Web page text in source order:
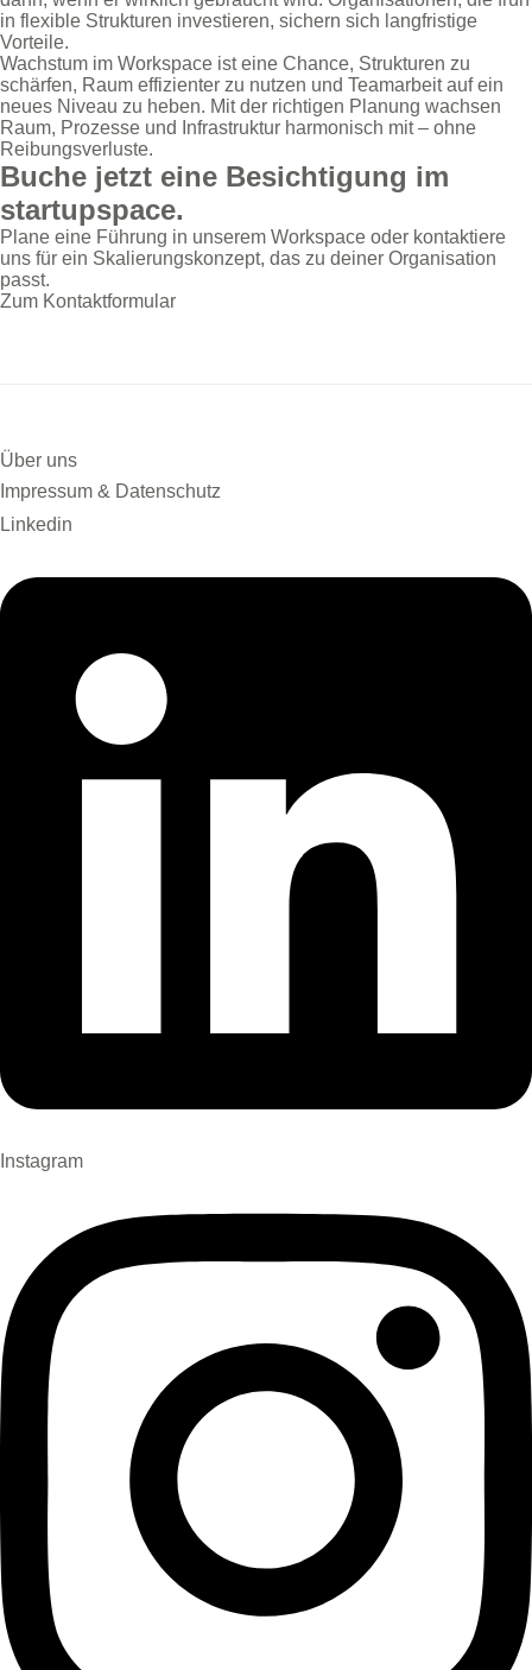
in flexible Strukturen investieren, sichern sich langfristige
Vorteile.
Wachstum im Workspace ist eine Chance, Strukturen zu
schärfen, Raum effizienter zu nutzen und Teamarbeit auf ein
neues Niveau zu heben. Mit der richtigen Planung wachsen
Raum, Prozesse und Infrastruktur harmonisch mit – ohne
Reibungsverluste.
Buche jetzt eine Besichtigung im
startupspace.
Plane eine Führung in unserem Workspace oder kontaktiere
uns für ein Skalierungskonzept, das zu deiner Organisation
passt.
Zum Kontaktformular
Über uns
Impressum & Datenschutz
Linkedin
Instagram